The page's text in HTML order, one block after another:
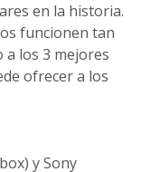
en la historia.
funcionen tan
a los 3 mejores
ofrecer a los
y Sony